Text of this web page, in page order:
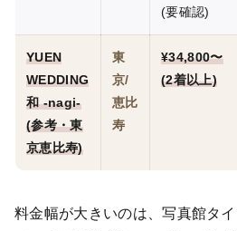
(要確認)
YUEN
WEDDING
和 -nagi-
(参考・東
京恵比寿)
東
京/
恵比
寿
¥34,800〜
(2着以上)
料金幅が大きいのは、写真館タ